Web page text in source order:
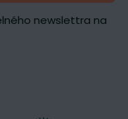
newslettra na